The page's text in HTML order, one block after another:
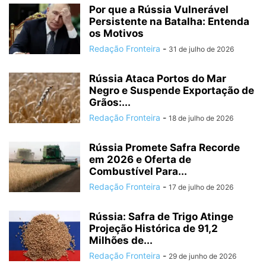
Por que a Rússia Vulnerável
Persistente na Batalha: Entenda
os Motivos
Redação Fronteira - 31 de julho de 2026
Rússia Ataca Portos do Mar
Negro e Suspende Exportação de
Grãos:...
Redação Fronteira - 18 de julho de 2026
Rússia Promete Safra Recorde
em 2026 e Oferta de
Combustível Para...
Redação Fronteira - 17 de julho de 2026
Rússia: Safra de Trigo Atinge
Projeção Histórica de 91,2
Milhões de...
Redação Fronteira - 29 de junho de 2026